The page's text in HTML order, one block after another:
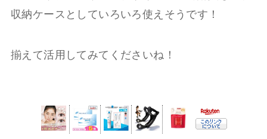
収納ケースとしていろいろ使えそうです！
揃えて活用してみてくださいね！